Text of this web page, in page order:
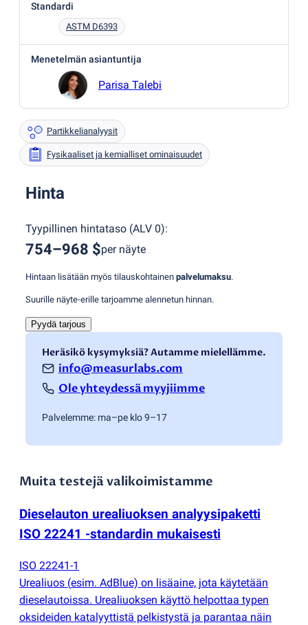
Standardi
ASTM D6393
Menetelmän asiantuntija
Parisa Talebi
Partikkelianalyysit
Fysikaaliset ja kemialliset ominaisuudet
Hinta
Tyypillinen hintataso (ALV 0):
754–968 $per näyte
Hintaan lisätään myös tilauskohtainen palvelumaksu.
Suurille näyte-erille tarjoamme alennetun hinnan.
Pyydä tarjous
Heräsikö kysymyksiä? Autamme mielellämme.
info@measurlabs.com
Ole yhteydessä myyjiimme
Palvelemme: ma–pe klo 9–17
Muita testejä valikoimistamme
Dieselauton urealiuoksen analyysipaketti
ISO 22241 -standardin mukaisesti
ISO 22241-1
Urealiuos (esim. AdBlue) on lisäaine, jota käytetään
dieselautoissa. Urealiuoksen käyttö helpottaa typen
oksideiden katalyyttistä pelkistystä ja parantaa näin